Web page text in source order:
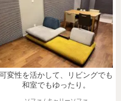
可変性を活かして、リビングでも
和室でもゆったり。